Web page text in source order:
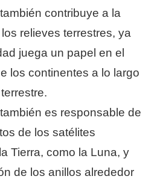
contribuye a la
relieves terrestres, ya
juega un papel en el
los continentes a lo largo
es responsable de
de los satélites
Tierra, como la Luna, y
de los anillos alrededor